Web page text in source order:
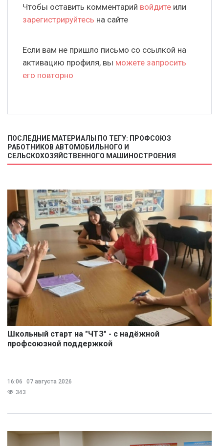
Чтобы оставить комментарий войдите или
зарегистрируйтесь на сайте
Если вам не пришло письмо со ссылкой на
активацию профиля, вы можете запросить
его повторно
ПОСЛЕДНИЕ МАТЕРИАЛЫ ПО ТЕГУ: ПРОФСОЮЗ
РАБОТНИКОВ АВТОМОБИЛЬНОГО И
СЕЛЬСКОХОЗЯЙСТВЕННОГО МАШИНОСТРОЕНИЯ
Школьный старт на "ЧТЗ" - с надёжной
профсоюзной поддержкой
16:06
07 августа 2026
343